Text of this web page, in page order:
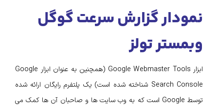
نمودار گزارش سرعت گوگل
وبمستر تولز
ابزار Google Webmaster Tools (همچنین به عنوان ابزار Google
Search Console شناخته شده است) یک پلتفرم رایگان ارائه شده
توسط Google است که به وب سایت ها و صاحبان آن ها کمک می